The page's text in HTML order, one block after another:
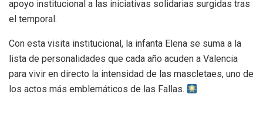
apoyo institucional a las iniciativas solidarias surgidas tras
el temporal.
Con esta visita institucional, la infanta Elena se suma a la
lista de personalidades que cada año acuden a Valencia
para vivir en directo la intensidad de las mascletaes, uno de
los actos más emblemáticos de las Fallas.